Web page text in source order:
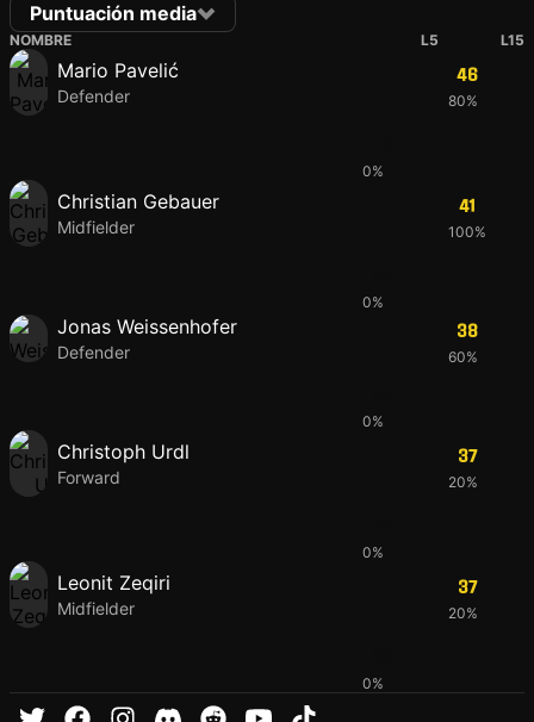
Puntuación media
NOMBRE L5 L15
Mario Pavelić
Defender
46
80%
0%
Christian Gebauer
Midfielder
41
100%
0%
Jonas Weissenhofer
Defender
38
60%
0%
Christoph Urdl
Forward
37
20%
0%
Leonit Zeqiri
Midfielder
37
20%
0%